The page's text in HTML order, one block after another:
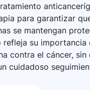
para garantizar
se mantengan
su
contra el cáncer,
cuidadoso